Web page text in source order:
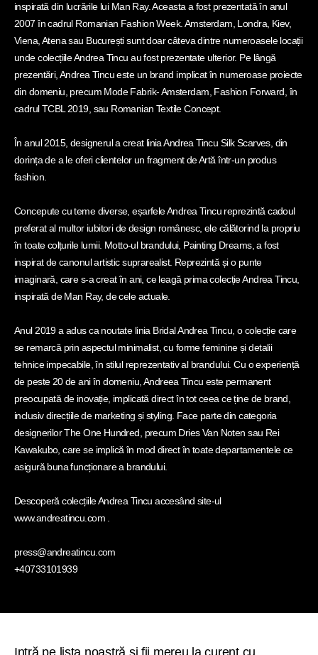
inspirată din lucrările lui Man Ray. Aceasta a fost prezentată în anul
2007 în cadrul Romanian Fashion Week. Amsterdam, Londra, Kiev,
Viena, Atena sau București sunt doar câteva dintre numeroasele locații
unde colecțiile Andrea Tincu au fost prezentate ulterior. Pe lângă
prezentări, Andrea Tincu este un brand implicat în numeroase proiecte
din domeniu, precum Mode Fabrik- Amsterdam, Fashion Forward, în
cadrul TCBL 2019, sau Romanian Textile Concept.
În anul 2015, designerul a creat linia Andrea Tincu Silk Scarves, din
dorința de a le oferi clientelor un fragment de Artă într-un produs
fashion.
Concepute cu teme diverse, eșarfele Andrea Tincu reprezintă cadoul
preferat al multor iubitori de design românesc, ele călătorind la propriu
în toate colțurile lumii. Motto-ul brandului, Painting Dreams, a fost
inspirat de canonul artistic suprarealist. Reprezintă și o punte
imaginară, care s-a creat în ani, ce leagă prima colecție Andrea Tincu,
inspirată de Man Ray, de cele actuale.
Anul 2019 a adus ca noutate linia Bridal Andrea Tincu, o colecție care
se remarcă prin aspectul minimalist, cu forme feminine și detalii
tehnice impecabile, în stilul reprezentativ al brandului. Cu o experiență
de peste 20 de ani în domeniu, Andreea Tincu este permanent
preocupată de inovație, implicată direct în tot ceea ce ține de brand,
inclusiv direcțiile de marketing și styling. Face parte din categoria
designerilor The One Hundred, precum Dries Van Noten sau Rei
Kawakubo, care se implică în mod direct în toate departamentele ce
asigură buna funcționare a brandului.
Descoperă colecțiile Andrea Tincu accesând site-ul
www.andreatincu.com .
press@andreatincu.com
+40733101939